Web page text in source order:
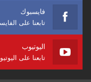
فايسبوك
تابعنا على
اليوتيوب
تابعنا على